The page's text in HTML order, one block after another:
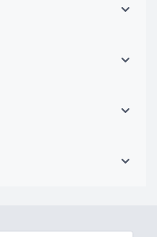
ja enemmänkin -
tai myös vara-